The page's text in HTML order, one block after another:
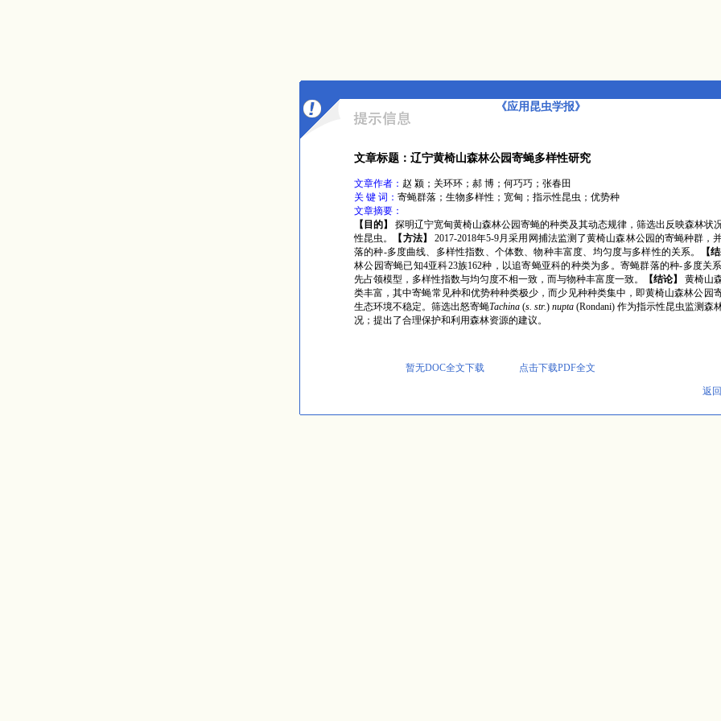
《应用昆虫学报》
文章标题：辽宁黄椅山森林公园寄蝇多样性研究
文章作者： 赵 颍；关环环；郝 博；何巧巧；张春田
关 键 词： 寄蝇群落；生物多样性；宽甸；指示性昆虫；优势种
文章摘要：
【目的】 探明辽宁宽甸黄椅山森林公园寄蝇的种类及其动态规律，筛选出反映森林状
性昆虫。
【方法】 2017-2018年5-9月采用网捕法监测了黄椅山森林公园的寄蝇种群，
落的种-多度曲线、多样性指数、个体数、物种丰富度、均匀度与多样性的关系。
【
林公园寄蝇已知4亚科23族162种，以追寄蝇亚科的种类为多。寄蝇群落的种-多度关
先占领模型，多样性指数与均匀度不相一致，而与物种丰富度一致。
【结论】 黄椅山
类丰富，其中寄蝇常见种和优势种种类极少，而少见种种类集中，即黄椅山森林公园
生态环境不稳定。筛选出怒寄蝇Tachina (s. str.) nupta (Rondani) 作为指示性昆虫监测森
况；提出了合理保护和利用森林资源的建议。
暂无DOC全文下载 点击下载PDF全文
返